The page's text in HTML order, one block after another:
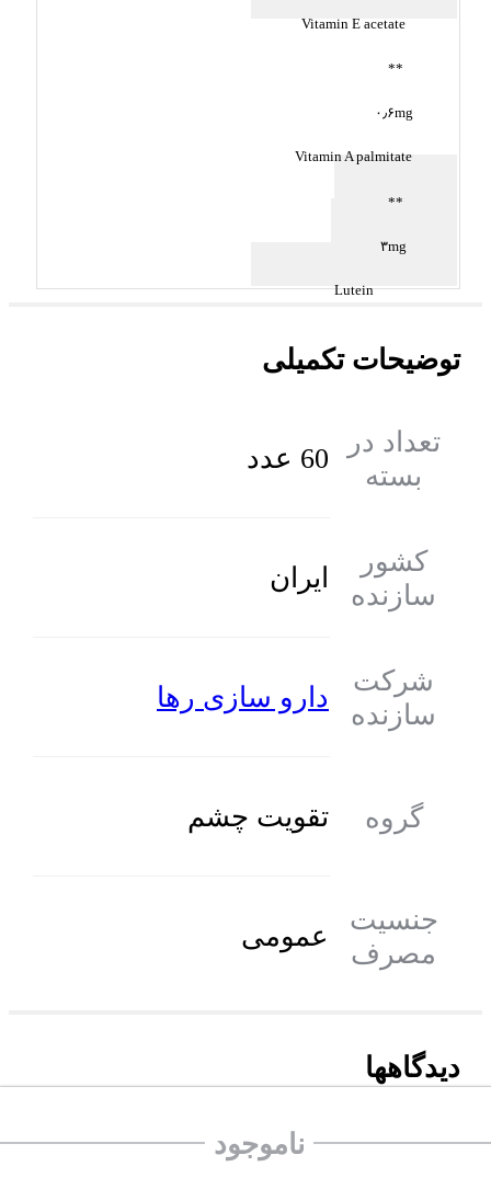
ناموجود
Vitamin E acetate
**
۰٫۶mg
Vitamin A palmitate
**
۳mg
Lutein
توضیحات تکمیلی
تعداد در
بسته
60 عدد
کشور
سازنده
ایران
شرکت
سازنده
دارو سازی رها
گروه تقویت چشم
جنسیت
مصرف
عمومی
دیدگاهها
درمورد این محصول دیدگاه درج کنید.